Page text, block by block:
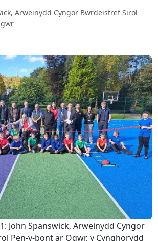
Arweinydd Cyngor Bwrdeistref Sirol
John Spanswick, Arweinydd Cyngor
Pen-y-bont ar Ogwr, y Cynghorydd